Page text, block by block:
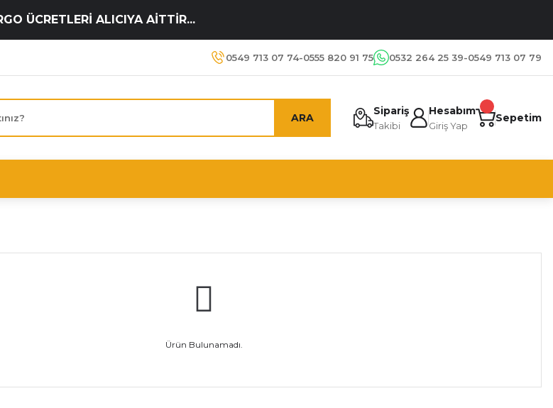
ÜCRETLERİ ALICIYA AİTTİR...
0549 713 07 74-0555 820 91 75 0532 264 25 39-0549 713 07 79
ARA
Sipariş
Takibi
Hesabım
Giriş Yap
Sepetim
Ürün Bulunamadı.